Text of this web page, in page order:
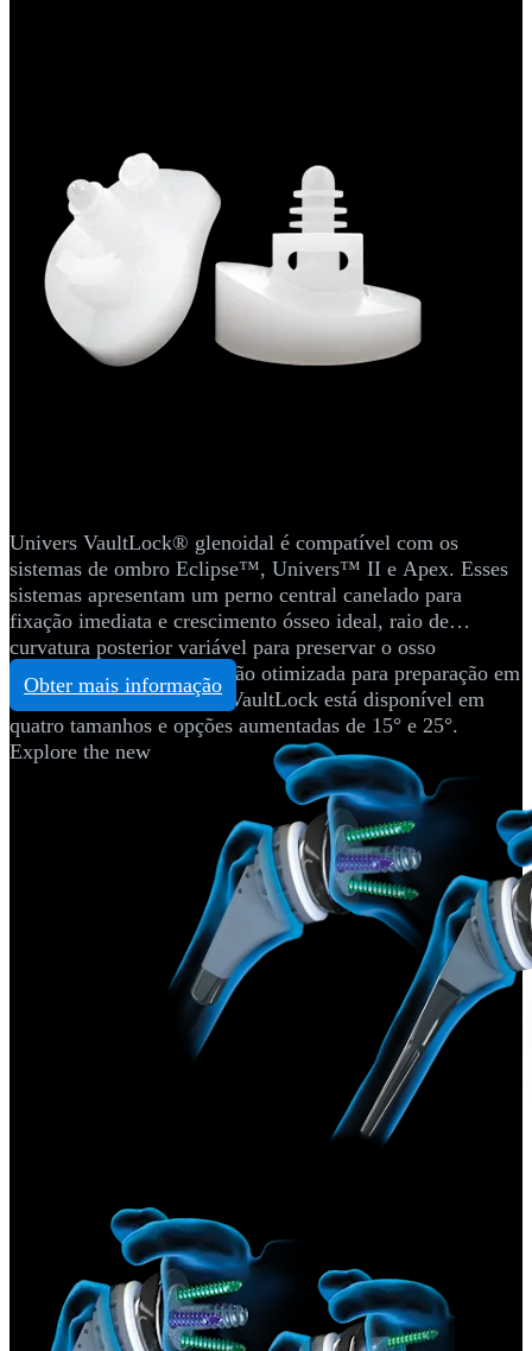
Univers VaultLock® glenoidal é compatível com os
sistemas de ombro Eclipse™, Univers™ II e Apex. Esses
sistemas apresentam um perno central canelado para
fixação imediata e crescimento ósseo ideal, raio de
curvatura posterior variável para preservar o osso
subcondral e instrumentação otimizada para preparação em
linha. O sistema Univers VaultLock está disponível em
quatro tamanhos e opções aumentadas de 15° e 25°.
Explore the new
Obter mais informação